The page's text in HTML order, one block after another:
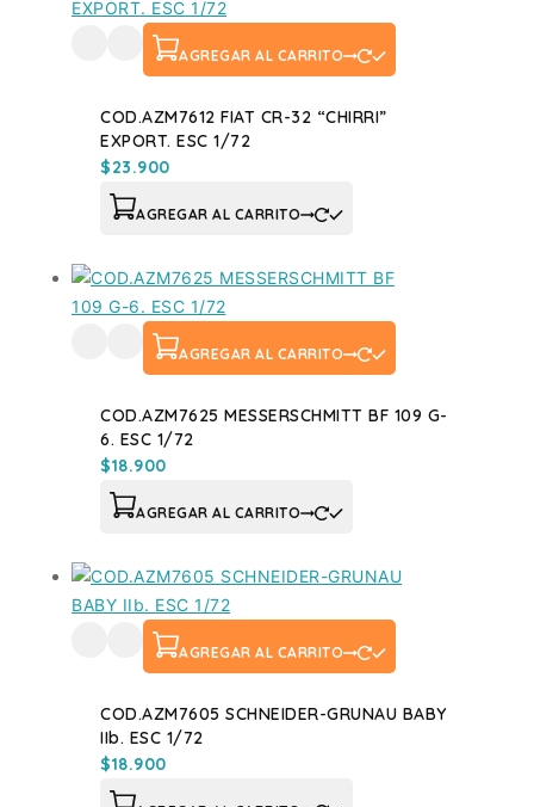
AGREGAR AL CARRITO
COD.AZM7612 FIAT CR-32 “CHIRRI”
EXPORT. ESC 1/72
$23.900
AGREGAR AL CARRITO
AGREGAR AL CARRITO
COD.AZM7625 MESSERSCHMITT BF 109 G-
6. ESC 1/72
$18.900
AGREGAR AL CARRITO
AGREGAR AL CARRITO
COD.AZM7605 SCHNEIDER-GRUNAU BABY
IIb. ESC 1/72
$18.900